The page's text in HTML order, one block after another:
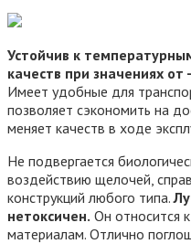
Устойчив к
качеств при значениях от
Имеет удобные для
позволяет сэкономить на
меняет качеств в ходе
Не подвергается
воздействию щелочей,
конструкций любого типа.
нетоксичен. Он относится
материалам. Отлично